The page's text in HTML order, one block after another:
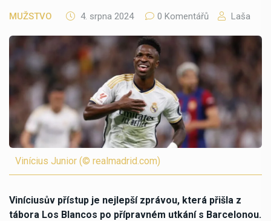
MUŽSTVO 4. srpna 2024 0 Komentářů Laša
Vinícius Junior (© realmadrid.com)
Viníciusův přístup je nejlepší zprávou, která přišla z
tábora Los Blancos po přípravném utkání s Barcelonou.